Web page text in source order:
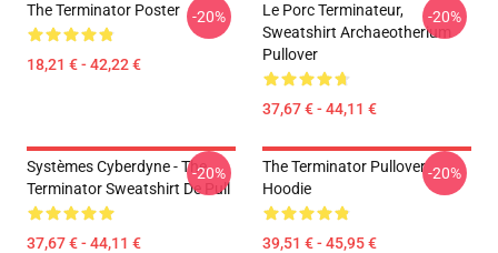
The Terminator Poster
18,21 € - 42,22 €
-20%
Le Porc Terminateur,
Sweatshirt Archaeotherium
Pullover
37,67 € - 44,11 €
-20%
Systèmes Cyberdyne - The
Terminator Sweatshirt De Pull
37,67 € - 44,11 €
-20%
The Terminator Pullover
Hoodie
39,51 € - 45,95 €
-20%